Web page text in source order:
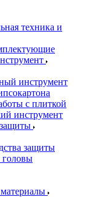
техника и
инструмент
с плиткой
инструмент
защиты
головы